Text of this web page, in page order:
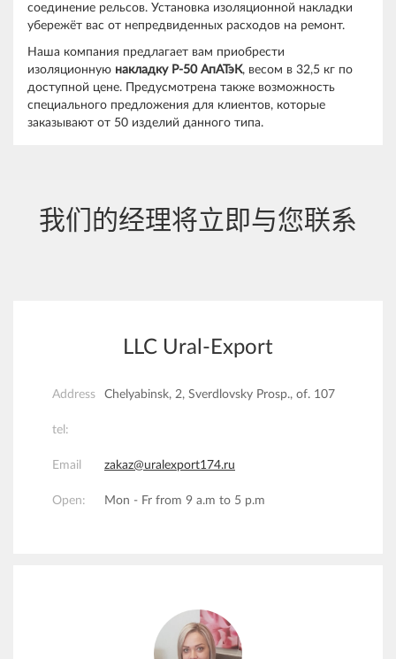
соединение рельсов. Установка изоляционной накладки
убережёт вас от непредвиденных расходов на ремонт.
Наша компания предлагает вам приобрести
изоляционную накладку Р-50 АпАТэК, весом в 32,5 кг по
доступной цене. Предусмотрена также возможность
специального предложения для клиентов, которые
заказывают от 50 изделий данного типа.
我们的经理将立即与您联系
LLC Ural-Export
Address Chelyabinsk, 2, Sverdlovsky Prosp., of. 107
tel:
Email zakaz@uralexport174.ru
Open: Mon - Fr from 9 a.m to 5 p.m